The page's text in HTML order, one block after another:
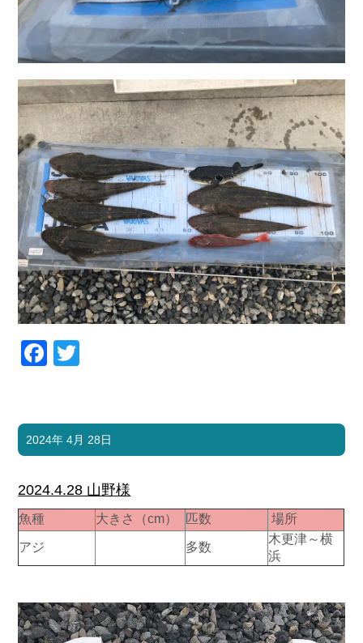
Facebook
2024年 4月 28日
2024.4.28 山野様
魚種 大きさ（cm） 匹数 場所
アジ 多数
木更津～横
浜